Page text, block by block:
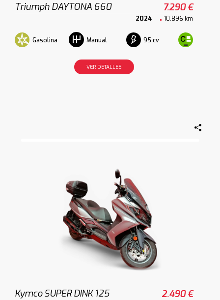
Triumph DAYTONA 660 7.290 €
2024 10.896 km
Gasolina Manual 95 cv
VER DETALLES
Kymco SUPER DINK 125 2.490 €